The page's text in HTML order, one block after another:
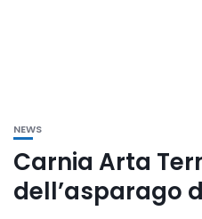
NEWS
Carnia Arta
dell’asparago